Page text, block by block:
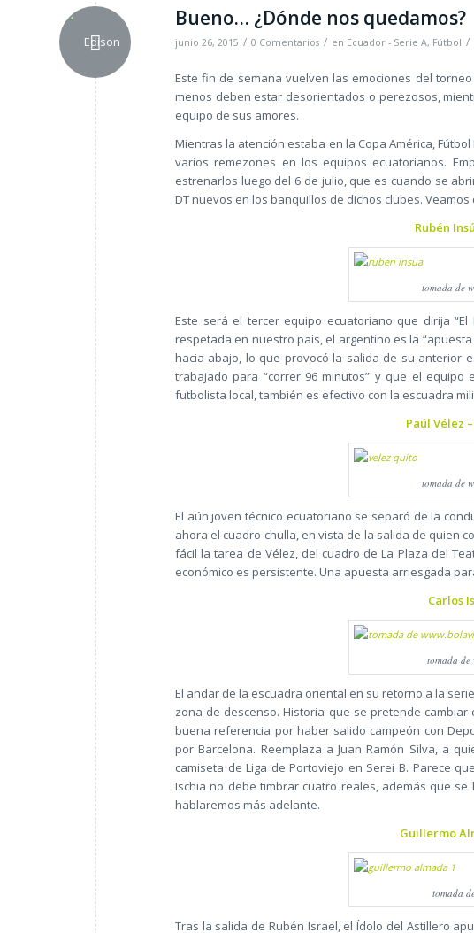
Bueno… ¿Dónde nos quedamos?
junio 26, 2015 / 0 Comentarios / en Ecuador - Serie A, Fútbol /
Este fin de semana vuelven las emociones del
menos deben estar desorientados o perezosos,
equipo de sus amores.
Mientras la atención estaba en la Copa América,
varios remezones en los equipos ecuatorianos.
estrenarlos luego del 6 de julio, que es cuando se
DT nuevos en los banquillos de dichos clubes.
Rubén
tomada de
Este será el tercer equipo ecuatoriano que dirija
respetada en nuestro país, el argentino es la
hacia abajo, lo que provocó la salida de su anterior
trabajado para “correr 96 minutos” y que el equipo
futbolista local, también es efectivo con la escuadra
Paúl Vélez
tomada de
El aún joven técnico ecuatoriano se separó de la
ahora el cuadro chulla, en vista de la salida de quien
fácil la tarea de Vélez, del cuadro de La Plaza del
económico es persistente. Una apuesta arriesgada
Carlos
tomada de
El andar de la escuadra oriental en su retorno a la
zona de descenso. Historia que se pretende
buena referencia por haber salido campeón con
por Barcelona. Reemplaza a Juan Ramón Silva, a
camiseta de Liga de Portoviejo en Serei B. Parece
Ischia no debe timbrar cuatro reales, además que
hablaremos más adelante.
Guillermo
tomada
Tras la salida de Rubén Israel, el Ídolo del Astillero